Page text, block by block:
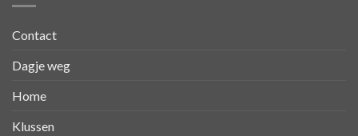
Contact
Dagje weg
Home
Klussen